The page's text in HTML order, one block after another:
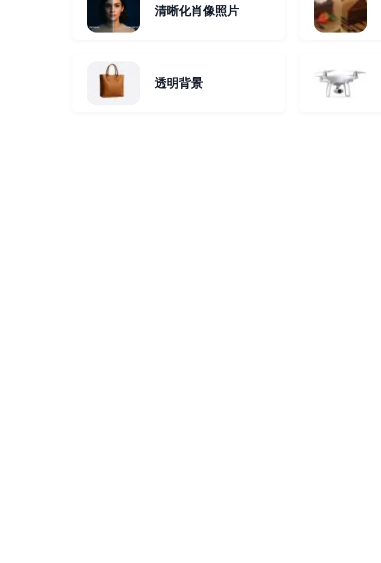
清晰化肖像照片
透明背景